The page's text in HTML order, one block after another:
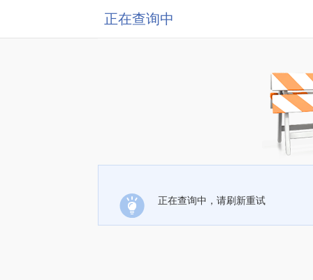
正在查询中
正在查询中，请刷新重试